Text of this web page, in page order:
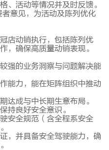
、活动等情况并及时反馈。
意见，为活动及陈列优化
店动销执行，包括陈列优
，确保高质量动销表现。
强的业务洞察与问题解决能
能力，能在矩阵组织中推动
达成与中长期生意布局。
持良好安全意识。
安全规范（含全程系安全
，并具备安全驾驶能力，确